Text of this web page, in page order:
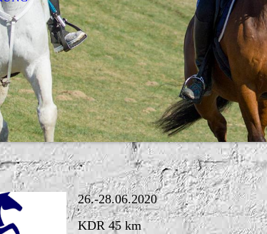
26.-28.06.2020
KDR 45 km